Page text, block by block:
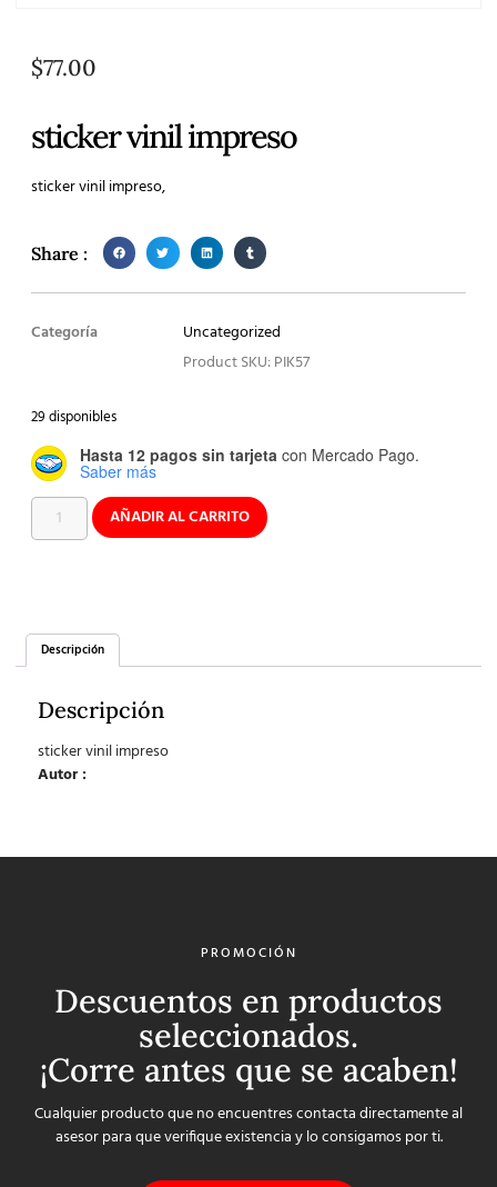
$77.00
sticker vinil impreso
sticker vinil impreso,
Share :
Categoría
Uncategorized
Product SKU: PIK57
29 disponibles
Hasta 12 pagos sin tarjeta con Mercado Pago.
Saber más
AÑADIR AL CARRITO
Descripción
Descripción
sticker vinil impreso
Autor :
PROMOCIÓN
Descuentos en productos
seleccionados.
¡Corre antes que se acaben!
Cualquier producto que no encuentres contacta directamente al
asesor para que verifique existencia y lo consigamos por ti.